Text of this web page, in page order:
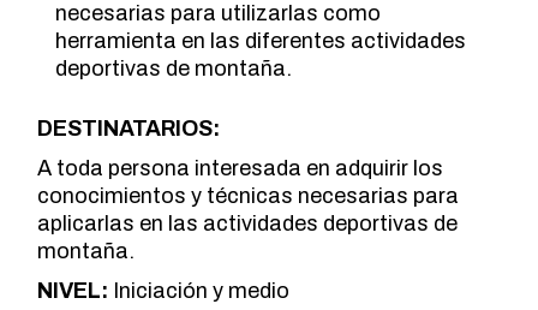
necesarias para utilizarlas como
herramienta en las diferentes actividades
deportivas de montaña.
DESTINATARIOS:
A toda persona interesada en adquirir los
conocimientos y técnicas necesarias para
aplicarlas en las actividades deportivas de
montaña.
NIVEL: Iniciación y medio